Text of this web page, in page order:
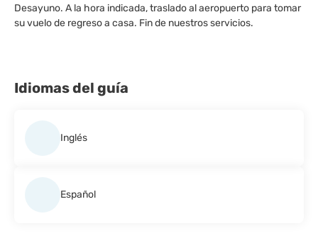
Desayuno. A la hora indicada, traslado al aeropuerto para tomar
su vuelo de regreso a casa. Fin de nuestros servicios.
Idiomas del guía
Inglés
Español